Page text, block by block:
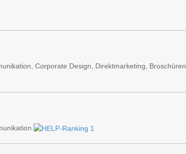
Corporate Design, Direktmarketing, Broschüren